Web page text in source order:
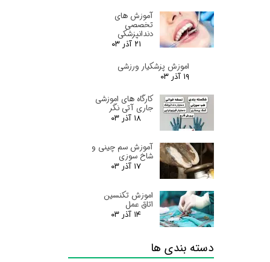
آموزش های
تخصصی
دندانپزشکی
۲۱ آذر ۰۳
اموزش پزشکیار ورزشی
۱۹ آذر ۰۳
کارگاه های اموزشی
جاری آتی نگر
۱۸ آذر ۰۳
آموزش سم چینی و
شاخ سوزی
۱۷ آذر ۰۳
اموزش تکنسین
اتاق عمل
۱۴ آذر ۰۳
دسته بندی ها